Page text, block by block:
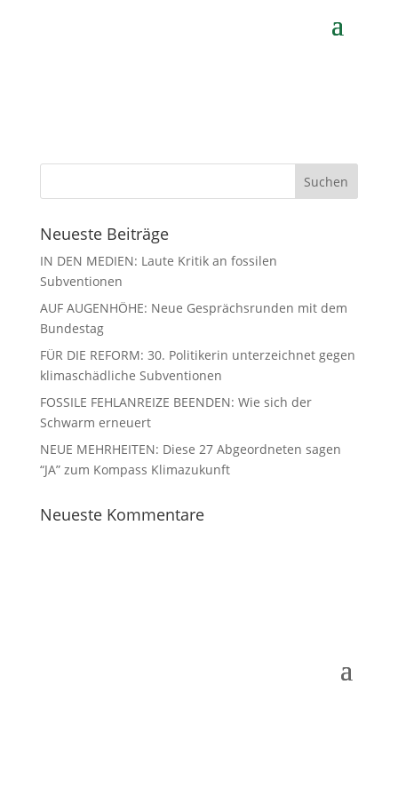
Neueste Beiträge
IN DEN MEDIEN: Laute Kritik an fossilen
Subventionen
AUF AUGENHÖHE: Neue Gesprächsrunden mit dem
Bundestag
FÜR DIE REFORM: 30. Politikerin unterzeichnet gegen
klimaschädliche Subventionen
FOSSILE FEHLANREIZE BEENDEN: Wie sich der
Schwarm erneuert
NEUE MEHRHEITEN: Diese 27 Abgeordneten sagen
“JA” zum Kompass Klimazukunft
Neueste Kommentare